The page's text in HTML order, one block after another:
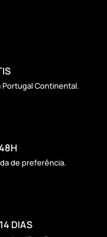
Portugal Continental.
de preferência.
DIAS